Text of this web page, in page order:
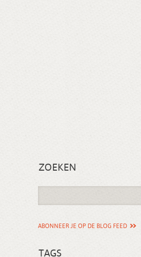
ZOEKEN
ABONNEER JE OP DE BLOG FEED
TAGS